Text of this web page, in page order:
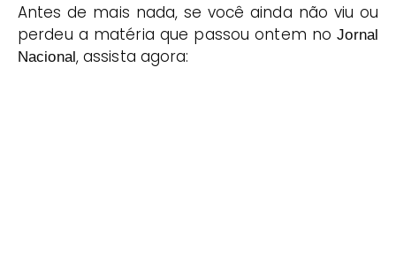
Antes de mais nada, se você ainda não viu ou
perdeu a matéria que passou ontem noJornal
Nacional, assista agora: